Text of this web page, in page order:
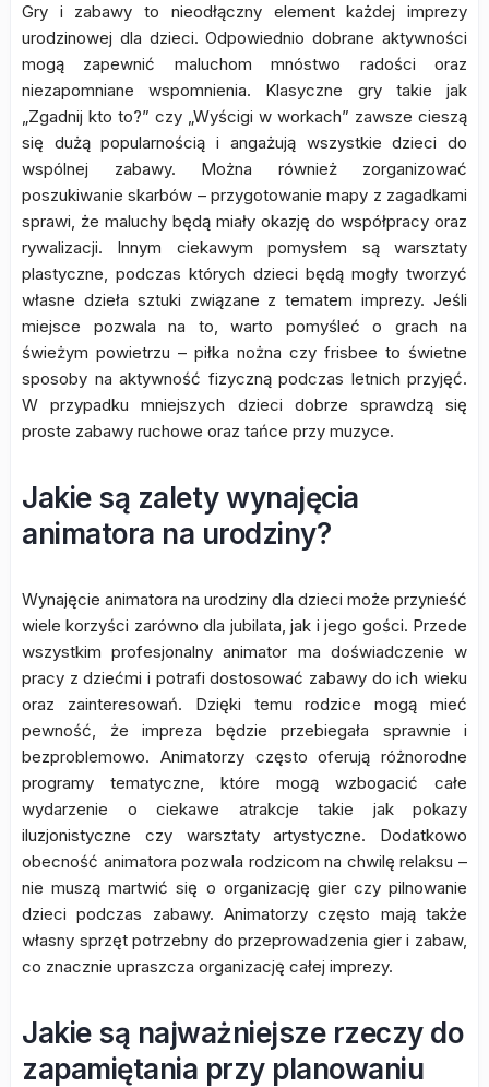
Gry i zabawy to nieodłączny element każdej imprezy
urodzinowej dla dzieci. Odpowiednio dobrane aktywności
mogą zapewnić maluchom mnóstwo radości oraz
niezapomniane wspomnienia. Klasyczne gry takie jak
„Zgadnij kto to?” czy „Wyścigi w workach” zawsze cieszą
się dużą popularnością i angażują wszystkie dzieci do
wspólnej zabawy. Można również zorganizować
poszukiwanie skarbów – przygotowanie mapy z zagadkami
sprawi, że maluchy będą miały okazję do współpracy oraz
rywalizacji. Innym ciekawym pomysłem są warsztaty
plastyczne, podczas których dzieci będą mogły tworzyć
własne dzieła sztuki związane z tematem imprezy. Jeśli
miejsce pozwala na to, warto pomyśleć o grach na
świeżym powietrzu – piłka nożna czy frisbee to świetne
sposoby na aktywność fizyczną podczas letnich przyjęć.
W przypadku mniejszych dzieci dobrze sprawdzą się
proste zabawy ruchowe oraz tańce przy muzyce.
Jakie są zalety wynajęcia
animatora na urodziny?
Wynajęcie animatora na urodziny dla dzieci może przynieść
wiele korzyści zarówno dla jubilata, jak i jego gości. Przede
wszystkim profesjonalny animator ma doświadczenie w
pracy z dziećmi i potrafi dostosować zabawy do ich wieku
oraz zainteresowań. Dzięki temu rodzice mogą mieć
pewność, że impreza będzie przebiegała sprawnie i
bezproblemowo. Animatorzy często oferują różnorodne
programy tematyczne, które mogą wzbogacić całe
wydarzenie o ciekawe atrakcje takie jak pokazy
iluzjonistyczne czy warsztaty artystyczne. Dodatkowo
obecność animatora pozwala rodzicom na chwilę relaksu –
nie muszą martwić się o organizację gier czy pilnowanie
dzieci podczas zabawy. Animatorzy często mają także
własny sprzęt potrzebny do przeprowadzenia gier i zabaw,
co znacznie upraszcza organizację całej imprezy.
Jakie są najważniejsze rzeczy do
zapamiętania przy planowaniu